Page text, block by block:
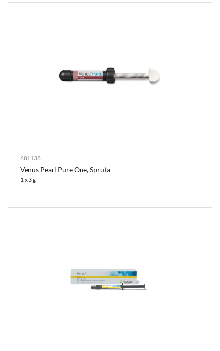
681138
Venus Pearl Pure One, Spruta
1 x 3 g